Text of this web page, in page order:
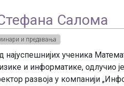
Салома
и предавања
најуспешнијих ученика
и информатике, одлучио
развоја у компанији